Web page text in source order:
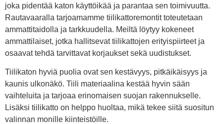
joka pidentää katon käyttöikää ja parantaa sen toimivuutta.
Rautavaaralla tarjoamamme tiilikattoremontit toteutetaan
ammattitaidolla ja tarkkuudella. Meiltä löytyy kokeneet
ammattilaiset, jotka hallitsevat tiilikattojen erityispiirteet ja
osaavat tehdä tarvittavat korjaukset sekä uudistukset.
Tiilikaton hyviä puolia ovat sen kestävyys, pitkäikäisyys ja
kaunis ulkonäkö. Tiili materiaalina kestää hyvin sään
vaihteluita ja tarjoaa erinomaisen suojan rakennukselle.
Lisäksi tiilikatto on helppo huoltaa, mikä tekee siitä suositun
valinnan monille kiinteistöille.